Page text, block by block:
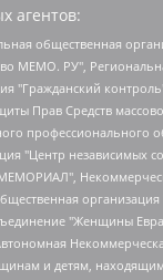
агентов:
человека", Региональное общественное учреждение научно-информационный центр "МЕМОРИАЛ", Некоммерческая организация "Фонд защиты гласности", Автономная некоммерческая организация "Институт прав человека", Городская общественная организация "Екатеринбургское общество "МЕМОРИАЛ", Городская общественная организация "Рязанское историко-просветительское и правозащитное общество "Мемориал" (Рязанский Мемориал), Челябинский региональный орган общественной самодеятельности – женское общественное объединение "Женщины Евразии", Челябинский региональный орган общественной самодеятельности "Уральская правозащитная группа", Фонд содействия защите здоровья и социальной справедливости имени Андрея Рылькова, Автономная Некоммерческая Организация "Аналитический Центр Юрия Левады", Автономная некоммерческая организация социальной поддержки населения "Проект Апрель", Региональная общественная организация помощи женщинам и детям, находящимся в кризисной ситуации "Информационно-методический центр "Анна", Фонд содействия развитию массовых